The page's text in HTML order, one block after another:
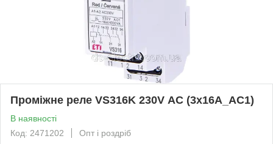
Проміжне реле VS316K 230V АС (3x16A_AC1)
В наявності
Код: 2471202
Опт і роздріб